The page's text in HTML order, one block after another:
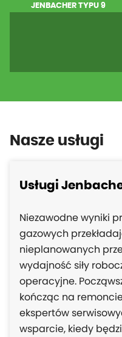
JENBACHER TYPU 9
Nasze usługi
Usługi
Niezawodne wyniki
gazowych
nieplanowanych
wydajność siły
operacyjne.
kończąc na
ekspertów
wsparcie, kiedy